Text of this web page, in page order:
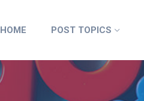
HOME POST TOPICS